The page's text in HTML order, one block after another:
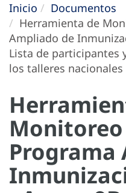
Inicio
Documentos
Herramienta de
Ampliado de
Lista de participantes
los talleres nacionales
Programa